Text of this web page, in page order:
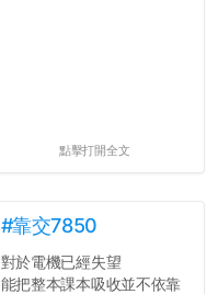
點擊打開全文
#靠交7850
對於電機已經失望
能把整本課本吸收並不依靠